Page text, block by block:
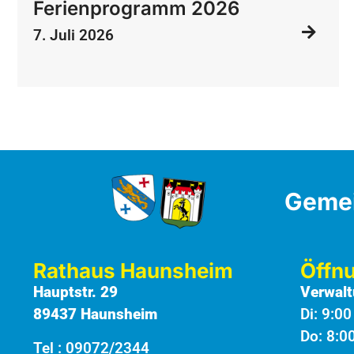
Ferienprogramm 2026
7. Juli 2026
Rathaus Haunsheim
Hauptstr. 29
89437 Haunsheim
Tel : 09072/2344
Di:
Do: